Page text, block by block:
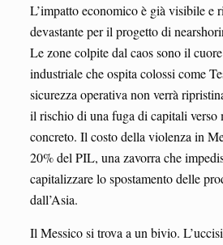
L’impatto economico è già visibile e
devastante per il progetto di
Le zone colpite dal caos sono il
industriale che ospita colossi come
sicurezza operativa non verrà
il rischio di una fuga di capitali verso
concreto. Il costo della violenza in
20% del PIL, una zavorra che
capitalizzare lo spostamento delle
dall’Asia.
Il Messico si trova a un bivio.